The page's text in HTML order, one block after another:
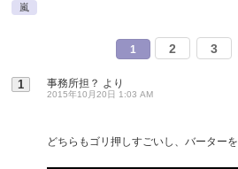
嵐
1 2 3
1 事務所担？ より
2015年10月20日 1:03 AM
どちらもゴリ押しすごいし、バーター